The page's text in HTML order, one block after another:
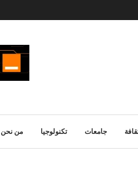
جامعات تكنولوجيا من نحن